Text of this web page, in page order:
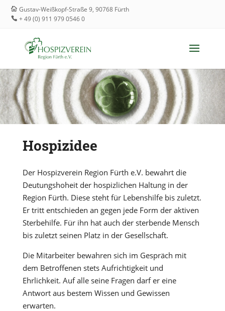
Gustav-Weißkopf-Straße 9, 90768 Fürth
+ 49 (0) 911 979 0546 0
Hospizidee
Der Hospizverein Region Fürth e.V. bewahrt die
Deutungshoheit der hospizlichen Haltung in der
Region Fürth. Diese steht für Lebenshilfe bis zuletzt.
Er tritt entschieden an gegen jede Form der aktiven
Sterbehilfe. Für ihn hat auch der sterbende Mensch
bis zuletzt seinen Platz in der Gesellschaft.
Die Mitarbeiter bewahren sich im Gespräch mit
dem Betroffenen stets Aufrichtigkeit und
Ehrlichkeit. Auf alle seine Fragen darf er eine
Antwort aus bestem Wissen und Gewissen
erwarten.